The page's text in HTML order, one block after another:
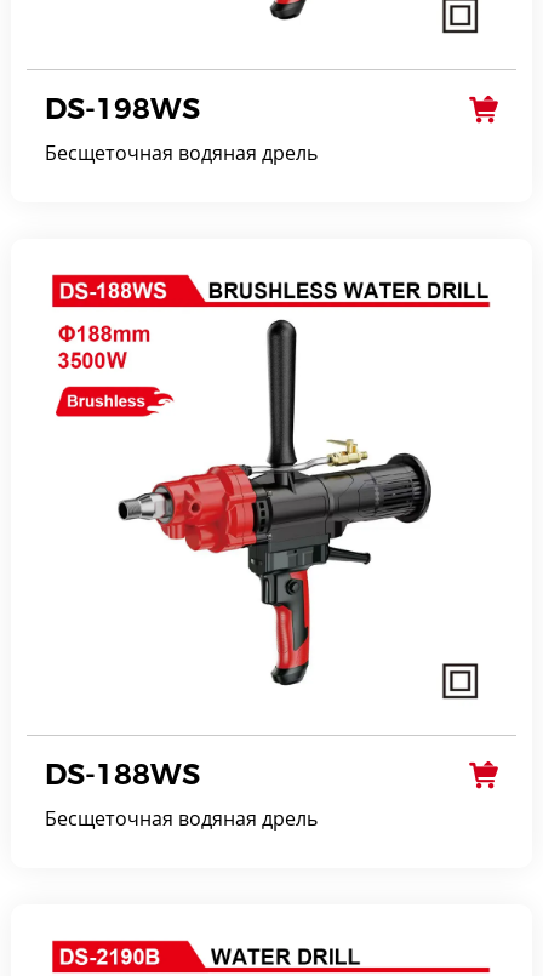
DS-198WS
Бесщеточная водяная дрель
DS-188WS
Бесщеточная водяная дрель